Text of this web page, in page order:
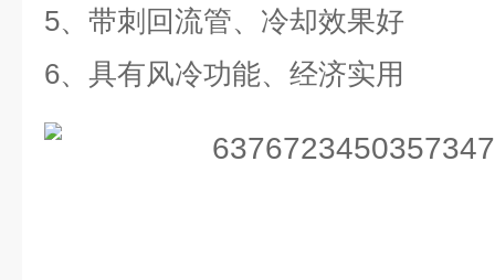
5、 带刺回流管、冷却效果好
6、具有风冷功能、经济实用